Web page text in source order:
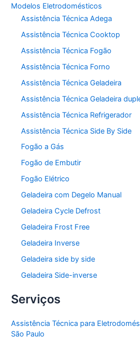
Modelos Eletrodomésticos
Assistência Técnica Adega
Assistência Técnica Cooktop
Assistência Técnica Fogão
Assistência Técnica Forno
Assistência Técnica Geladeira
Assistência Técnica Geladeira
Assistência Técnica Refrigerador
Assistência Técnica Side By Side
Fogão a Gás
Fogão de Embutir
Fogão Elétrico
Geladeira com Degelo Manual
Geladeira Cycle Defrost
Geladeira Frost Free
Geladeira Inverse
Geladeira side by side
Geladeira Side-inverse
Serviços
Assistência Técnica para
São Paulo